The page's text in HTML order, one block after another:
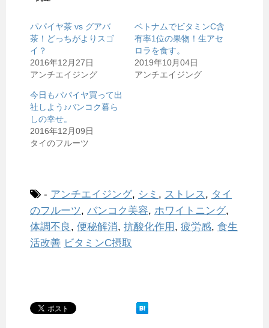
パパイヤ茶 vs グアバ
茶！どっちがよりスゴ
イ？
2016年12月27日
アンチエイジング
ベトナムでビタミンC含
有率1位の果物！生アセ
ロラを食す。
2019年10月04日
アンチエイジング
今日もパパイヤ買って出
社しよう♪バンコク暮ら
しの幸せ。
2016年12月09日
タイのフルーツ
- アンチエイジング, シミ , ストレス, タイ
のフルーツ, バンコク美容, ホワイトニング,
体調不良 , 便秘解消, 抗酸化作用 , 疲労感, 食生
活改善 ビタミンC摂取